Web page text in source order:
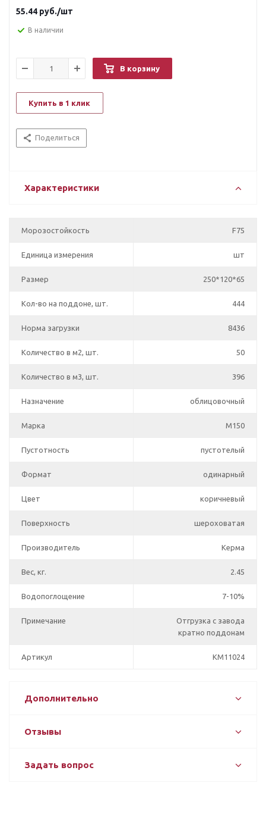
55.44 руб./шт
В наличии
В корзину
Купить в 1 клик
Поделиться
Характеристики
Морозостойкость F75
Единица измерения шт
Размер 250*120*65
Кол-во на поддоне, шт. 444
Норма загрузки 8436
Количество в м2, шт. 50
Количество в м3, шт. 396
Назначение облицовочный
Марка М150
Пустотность пустотелый
Формат одинарный
Цвет коричневый
Поверхность шероховатая
Производитель Керма
Вес, кг. 2.45
Водопоглощение 7-10%
Примечание
Отгрузка с завода
кратно поддонам
Артикул КМ11024
Дополнительно
Отзывы
Задать вопрос